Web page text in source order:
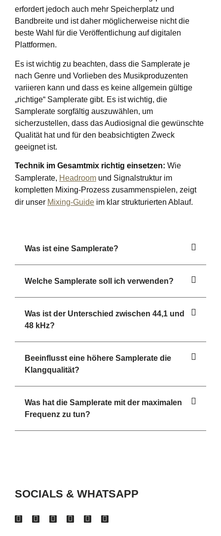
erfordert jedoch auch mehr Speicherplatz und
Bandbreite und ist daher möglicherweise nicht die
beste Wahl für die Veröffentlichung auf digitalen
Plattformen.
Es ist wichtig zu beachten, dass die Samplerate je
nach Genre und Vorlieben des Musikproduzenten
variieren kann und dass es keine allgemein gültige
„richtige“ Samplerate gibt. Es ist wichtig, die
Samplerate sorgfältig auszuwählen, um
sicherzustellen, dass das Audiosignal die gewünschte
Qualität hat und für den beabsichtigten Zweck
geeignet ist.
Technik im Gesamtmix richtig einsetzen: Wie
Samplerate, Headroom und Signalstruktur im
kompletten Mixing-Prozess zusammenspielen, zeigt
dir unser Mixing-Guide im klar strukturierten Ablauf.
Was ist eine Samplerate?
Welche Samplerate soll ich verwenden?
Was ist der Unterschied zwischen 44,1 und
48 kHz?
Beeinflusst eine höhere Samplerate die
Klangqualität?
Was hat die Samplerate mit der maximalen
Frequenz zu tun?
SOCIALS & WHATSAPP